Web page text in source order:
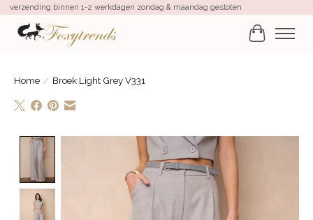
verzending binnen 1-2 werkdagen zondag & maandag gesloten
Home / Broek Light Grey V331
Product image slideshow Items